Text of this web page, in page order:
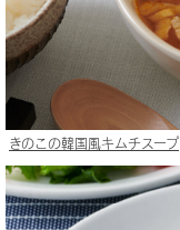
きのこの韓国風キムチスープ